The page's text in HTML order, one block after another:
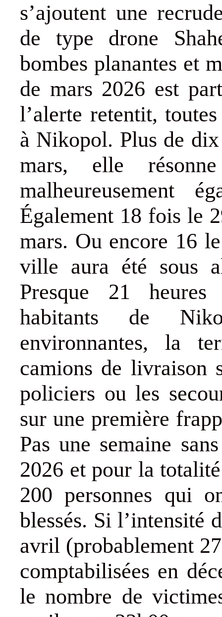
s’ajoutent une
de type drone
bombes planantes et
de mars 2026 est
l’alerte retentit,
à Nikopol. Plus de
mars, elle
malheureusement
Également 18 fois le
mars. Ou encore 16
ville aura été sous
Presque 21 heures
habitants de
environnantes, la
camions de livraison
policiers ou les
sur une première
Pas une semaine
2026 et pour la
200 personnes qui
blessés. Si l’intensité
avril (probablement
comptabilisées en
le nombre de